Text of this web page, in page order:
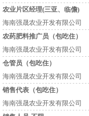
农业片区经理(三亚、临儋)
海南强晟农业开发有限公司
农药肥料推广员（包吃住）
海南强晟农业开发有限公司
仓管员（包吃住）
海南强晟农业开发有限公司
销售代表（包吃住）
海南强晟农业开发有限公司